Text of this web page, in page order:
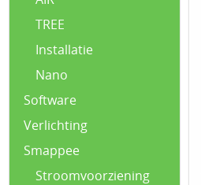
TREE
Installatie
Nano
Software
Verlichting
Smappee
Stroomvoorziening